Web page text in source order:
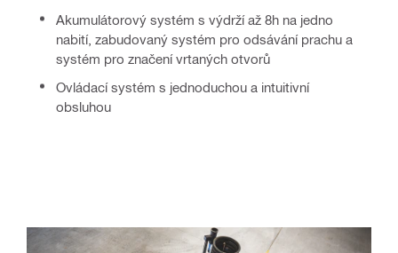
Akumulátorový systém s výdrží až 8h na jedno
nabití, zabudovaný systém pro odsávání prachu a
systém pro značení vrtaných otvorů
Ovládací systém s jednoduchou a intuitivní
obsluhou